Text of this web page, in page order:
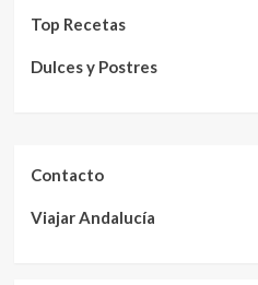
Top Recetas
Dulces y Postres
Contacto
Viajar Andalucía